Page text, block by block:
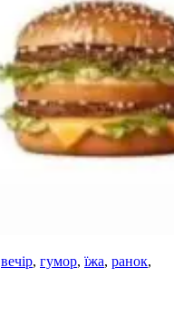
вечір, гумор, їжа, ранок,